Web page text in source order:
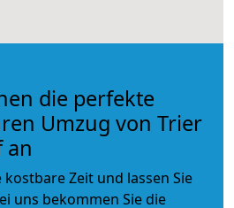
die perfekte
Umzug von Trier
an
kostbare Zeit und lassen Sie
uns bekommen Sie die